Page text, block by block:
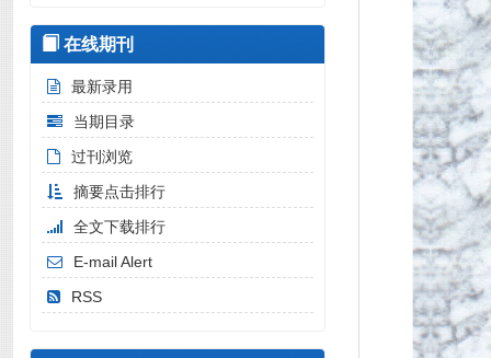
在线期刊
最新录用
当期目录
过刊浏览
摘要点击排行
全文下载排行
E-mail Alert
RSS